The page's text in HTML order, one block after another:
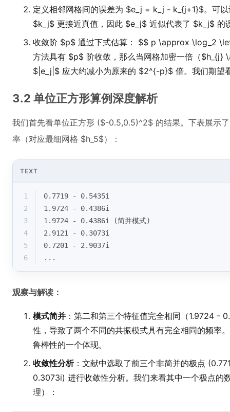
定义相邻网格间的误差为 $e_j = k_j - k_{j+1}$。可
$k_j$ 更接近真值，因此 $e_j$ 近似代表了 $k_j$ 的
收敛阶 $p$ 通过下式估算： $$ p \approx \log_2
方法具有 $p$ 阶收敛，那么当网格加密一倍（$h_{j}
$|e_j|$ 应大约减小为原来的 $2^{-p}$ 倍。我们期望
3.2 单位正方形算例深度解析
我们首先看单位正方形 ($-0.5,0.5)^2$ 的结果。下表展示
率（对应最细网格 $h_5$）：
TEXT
1
0.7719 - 0.5435i
2
1.9724 - 0.4386i
3
1.9724 - 0.4386i (简并模式)
4
2.9121 - 0.3073i
5
0.7201 - 2.9037i
6
...
观察与解读：
模式简并 ：第二和第三个特征值完全相同（1.9724 -
性，导致了两个不同的共振模式具有完全相同的频率
鲁棒性的一个体现。
收敛性分析：文献中选取了前三个非简并的极点
0.3073i) 进行收敛性分析。我们来看其中一个极点的
理）：